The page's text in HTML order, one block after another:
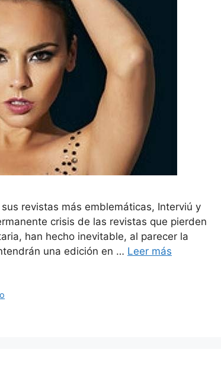
revistas más emblemáticas, Interviú y
crisis de las revistas que pierden
han hecho inevitable, al parecer la
una edición en … Leer más